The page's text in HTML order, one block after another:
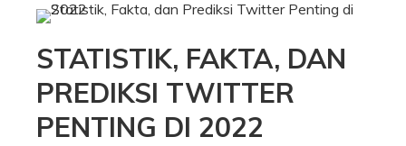
STATISTIK, FAKTA, DAN
PREDIKSI TWITTER
PENTING DI 2022